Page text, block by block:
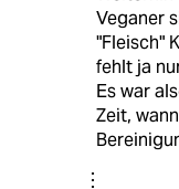
Veganer
"Fleisch"
fehlt ja
Es war
Zeit,